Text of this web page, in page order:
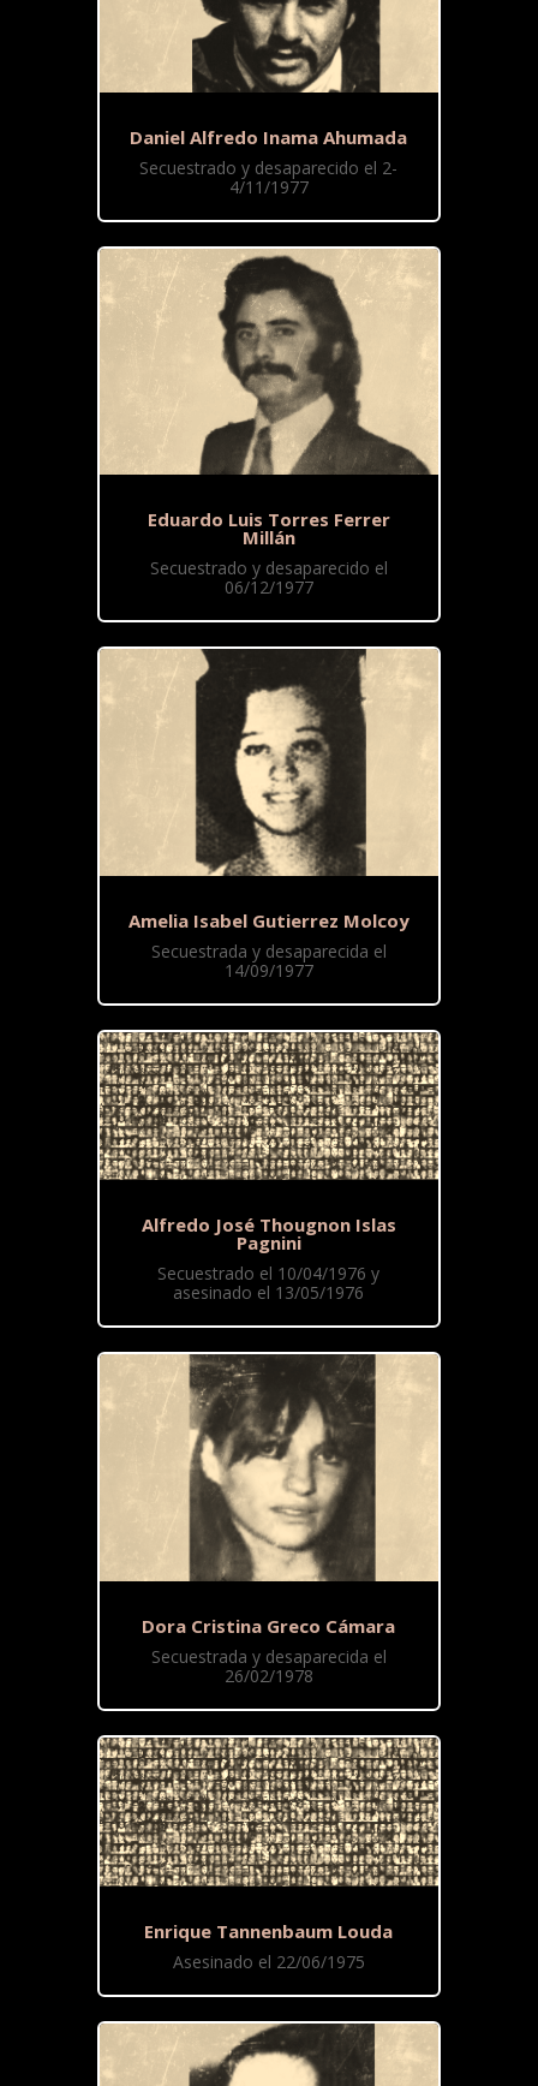
Daniel Alfredo Inama Ahumada
Secuestrado y desaparecido el 2-
4/11/1977
Eduardo Luis Torres Ferrer
Millán
Secuestrado y desaparecido el
06/12/1977
Amelia Isabel Gutierrez Molcoy
Secuestrada y desaparecida el
14/09/1977
Alfredo José Thougnon Islas
Pagnini
Secuestrado el 10/04/1976 y
asesinado el 13/05/1976
Dora Cristina Greco Cámara
Secuestrada y desaparecida el
26/02/1978
Enrique Tannenbaum Louda
Asesinado el 22/06/1975